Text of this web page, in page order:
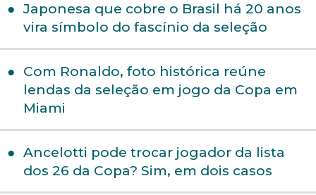
Japonesa que cobre o Brasil há 20 anos
vira símbolo do fascínio da seleção
Com Ronaldo, foto histórica reúne
lendas da seleção em jogo da Copa em
Miami
Ancelotti pode trocar jogador da lista
dos 26 da Copa? Sim, em dois casos